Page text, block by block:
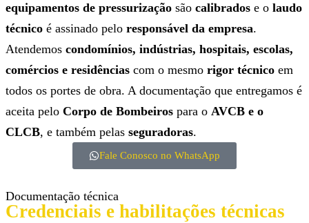
equipamentos de pressurização são calibrados e o laudo
técnico é assinado pelo responsável da empresa.
Atendemos condomínios, indústrias, hospitais, escolas,
comércios e residências com o mesmo rigor técnico em
todos os portes de obra. A documentação que entregamos é
aceita pelo Corpo de Bombeiros para o AVCB e o
CLCB, e também pelas seguradoras.
Fale Conosco no WhatsApp
Documentação técnica
Credenciais e habilitações técnicas